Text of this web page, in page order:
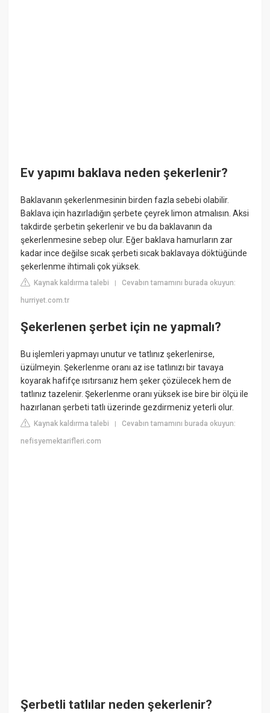
Ev yapımı baklava neden şekerlenir?
Baklavanın şekerlenmesinin birden fazla sebebi olabilir.
Baklava için hazırladığın şerbete çeyrek limon atmalısın. Aksi
takdirde şerbetin şekerlenir ve bu da baklavanın da
şekerlenmesine sebep olur. Eğer baklava hamurların zar
kadar ince değilse sıcak şerbeti sıcak baklavaya döktüğünde
şekerlenme ihtimali çok yüksek.
Kaynak kaldırma talebi |Cevabın tamamını burada okuyun:
hurriyet.com.tr
Şekerlenen şerbet için ne yapmalı?
Bu işlemleri yapmayı unutur ve tatlınız şekerlenirse,
üzülmeyin. Şekerlenme oranı az ise tatlınızı bir tavaya
koyarak hafifçe ısıtırsanız hem şeker çözülecek hem de
tatlınız tazelenir. Şekerlenme oranı yüksek ise bire bir ölçü ile
hazırlanan şerbeti tatlı üzerinde gezdirmeniz yeterli olur.
Kaynak kaldırma talebi |Cevabın tamamını burada okuyun:
nefisyemektarifleri.com
Şerbetli tatlılar neden şekerlenir?